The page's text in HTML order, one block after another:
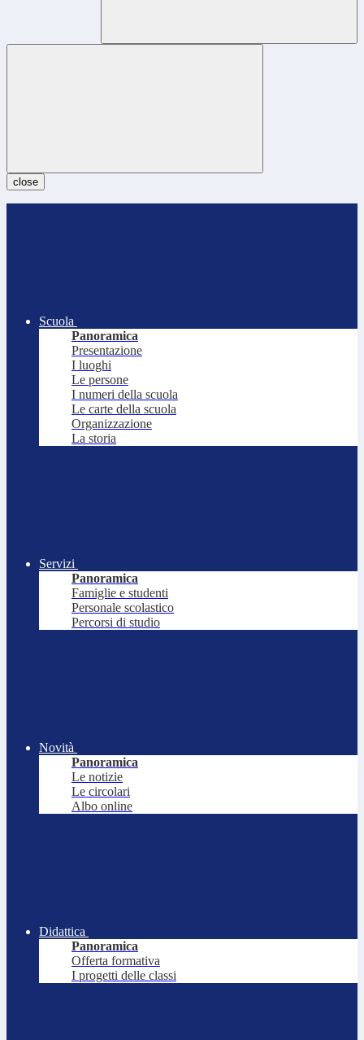
close
Scuola
Panoramica
Presentazione
I luoghi
Le persone
I numeri della scuola
Le carte della scuola
Organizzazione
La storia
Servizi
Panoramica
Famiglie e studenti
Personale scolastico
Percorsi di studio
Novità
Panoramica
Le notizie
Le circolari
Albo online
Didattica
Panoramica
Offerta formativa
I progetti delle classi